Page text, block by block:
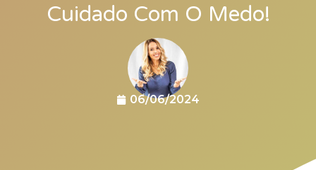
Cuidado Com O Medo!
06/06/2024